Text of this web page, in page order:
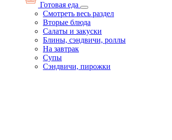
Готовая еда
Смотреть весь раздел
Вторые блюда
Салаты и закуски
Блины, сэндвичи, роллы
На завтрак
Супы
Сэндвичи, пирожки